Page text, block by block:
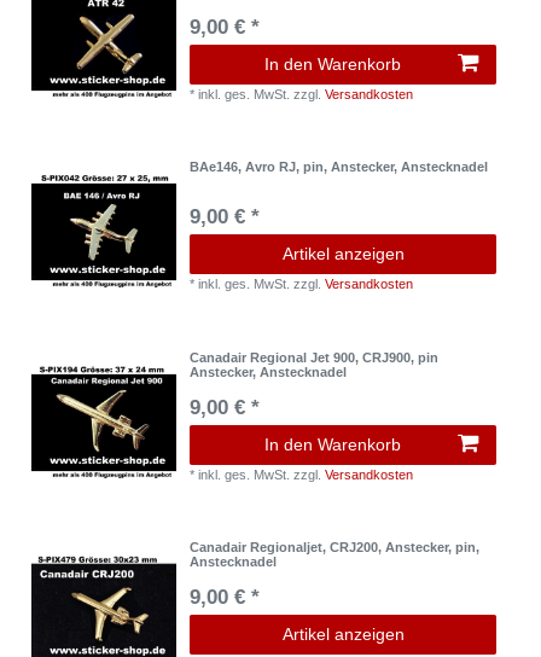
9,00 € *
In den Warenkorb
*inkl. ges. MwSt. zzgl.Versandkosten
BAe146, Avro RJ, pin, Anstecker, Anstecknadel
9,00 € *
Artikel anzeigen
*inkl. ges. MwSt. zzgl.Versandkosten
Canadair Regional Jet 900, CRJ900, pin
Anstecker, Anstecknadel
9,00 € *
In den Warenkorb
*inkl. ges. MwSt. zzgl.Versandkosten
Canadair Regionaljet, CRJ200, Anstecker, pin,
Anstecknadel
9,00 € *
Artikel anzeigen